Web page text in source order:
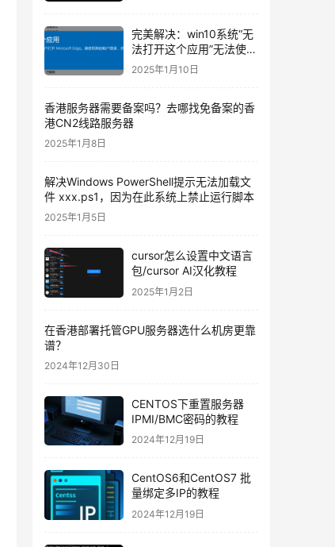
完美解决：win10系统“无
法打开这个应用”无法使用
内置管理员账户打开
一次。
2025年1月10日
香港服务器需要备案吗？去哪找免备案的香
港CN2线路服务器
2025年1月8日
解决Windows PowerShell提示无法加载文
件 xxx.ps1，因为在此系统上禁止运行脚本
2025年1月5日
cursor怎么设置中文语言
包/cursor AI汉化教程
2025年1月2日
在香港部署托管GPU服务器选什么机房更靠
谱？
2024年12月30日
CENTOS下重置服务器
IPMI/BMC密码的教程
2024年12月19日
CentOS6和CentOS7 批
量绑定多IP的教程
2024年12月19日